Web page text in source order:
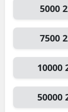
5000
7500
10000
50000